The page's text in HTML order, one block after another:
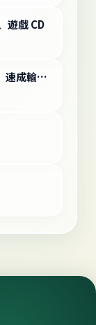
遊戲 CD
易頡輸入法 – 兼容倉頡輸入法、速成輸入法